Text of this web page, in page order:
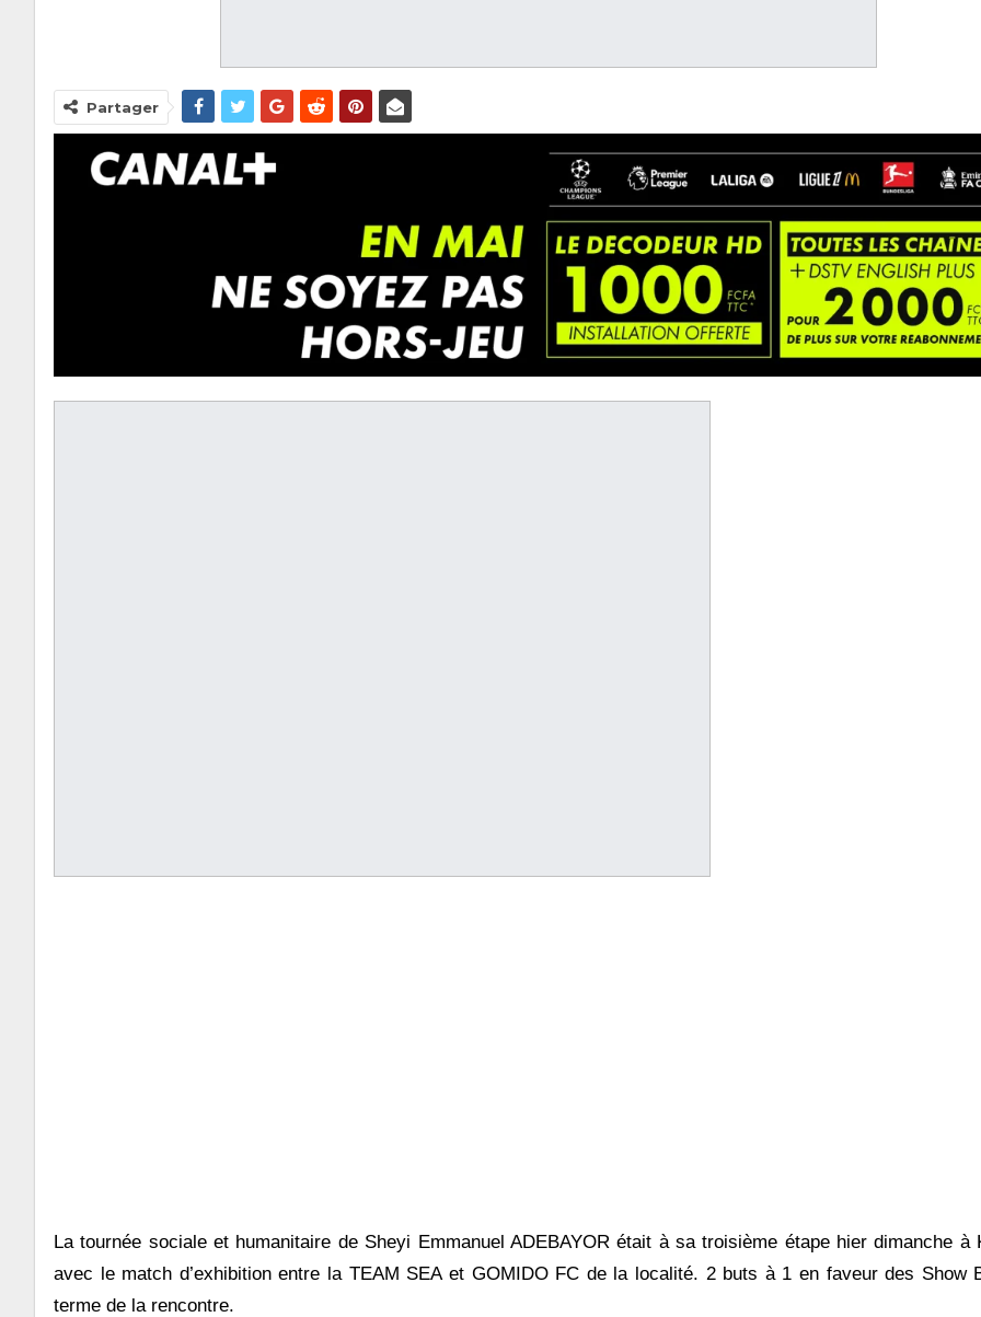
Partager
La tournée sociale et humanitaire de Sheyi Emmanuel ADEBAYOR était à sa troisième étape hier dimanche à
avec le match d’exhibition entre la TEAM SEA et GOMIDO FC de la localité. 2 buts à 1 en faveur des Show
terme de la rencontre.